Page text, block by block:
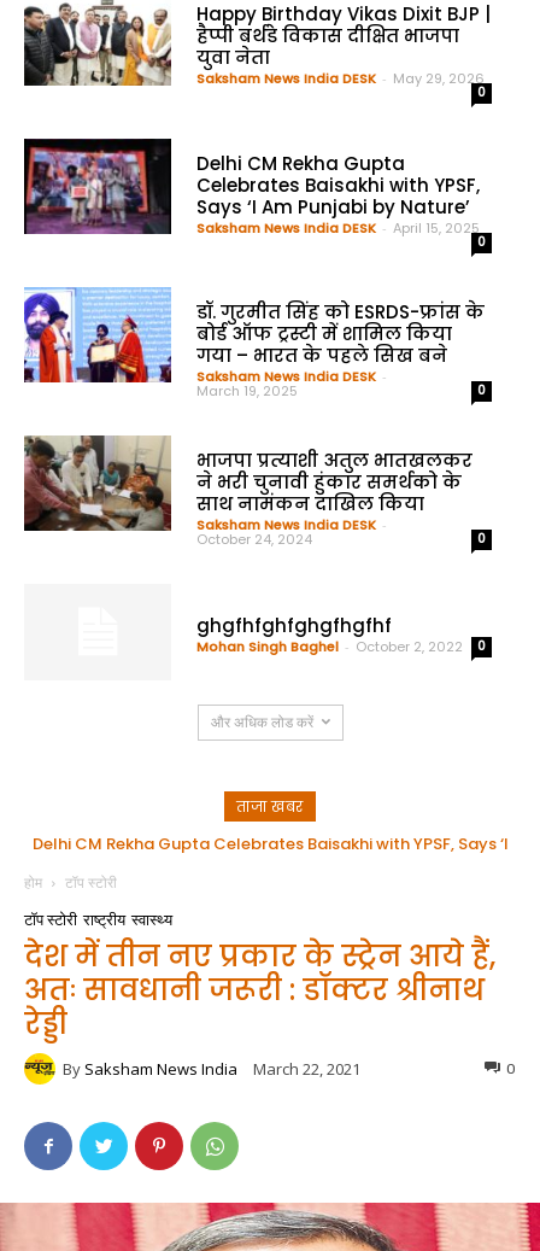
Happy Birthday Vikas Dixit BJP |
हैप्पी बर्थडे विकास दीक्षित भाजपा
युवा नेता
Saksham News India DESK - May 29, 2026
0
Delhi CM Rekha Gupta
Celebrates Baisakhi with YPSF,
Says ‘I Am Punjabi by Nature’
Saksham News India DESK - April 15, 2025
0
डॉ. गुरमीत सिंह को ESRDS-फ्रांस के
बोर्ड ऑफ ट्रस्टी में शामिल किया
गया – भारत के पहले सिख बने
Saksham News India DESK -
March 19, 2025 0
भाजपा प्रत्याशी अतुल भातखलकर
ने भरी चुनावी हुंकार समर्थको के
साथ नामंकन दाखिल किया
Saksham News India DESK -
October 24, 2024 0
ghgfhfghfghgfhgfhf
Mohan Singh Baghel - October 2, 2022 0
और अधिक लोड करें